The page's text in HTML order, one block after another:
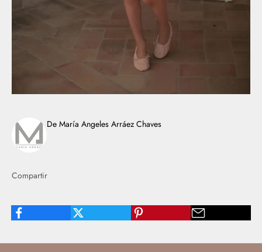
De María Angeles Arráez Chaves
Compartir